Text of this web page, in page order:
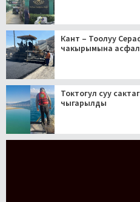
Кант – Тоолуу
чакырымына асфальт
Токтогул суу
чыгарылды